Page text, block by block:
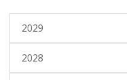
2029
2028